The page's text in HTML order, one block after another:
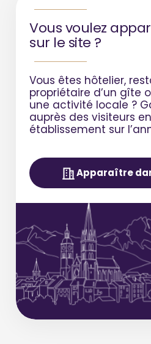
Vous voulez
sur le site ?
Vous êtes hôtelier,
propriétaire d’un gîte
une activité locale ?
auprès des visiteurs
établissement sur
Apparaître